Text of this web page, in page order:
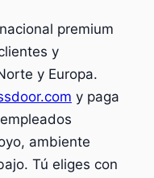
premium
y
y Europa.
y paga
ambiente
Tú eliges con